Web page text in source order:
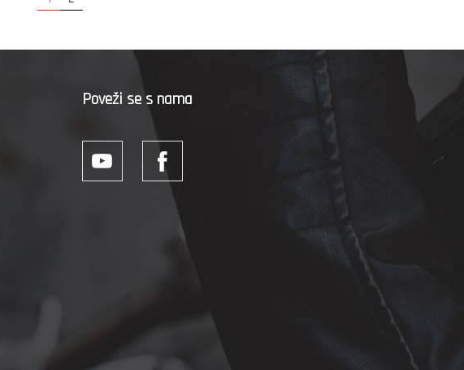
Poveži se s nama